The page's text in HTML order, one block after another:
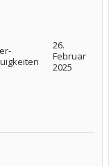
26.
Februar
2025